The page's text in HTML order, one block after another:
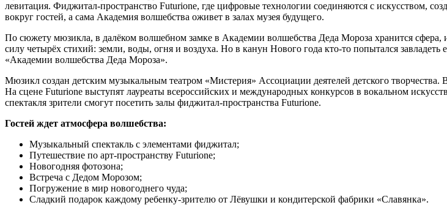
левитация. Фиджитал-пространство Futurione, где цифровые технологии соединяются с искусством,
вокруг гостей, а сама Академия волшебства оживет в залах музея будущего.
По сюжету мюзикла, в далёком волшебном замке в Академии волшебства Деда Мороза хранится
силу четырёх стихий: земли, воды, огня и воздуха. Но в канун Нового года кто-то попытался
«Академии волшебства Деда Мороза».
Мюзикл создан детским музыкальным театром «Мистерия» Ассоциации деятелей детского
На сцене Futurione выступят лауреаты всероссийских и международных конкурсов в вокальном
спектакля зрители смогут посетить залы фиджитал-пространства Futurione.
Гостей ждет атмосфера волшебства:
Музыкальный спектакль с элементами фиджитал;
Путешествие по арт-пространству Futurione;
Новогодняя фотозона;
Встреча с Дедом Морозом;
Погружение в мир новогоднего чуда;
Сладкий подарок каждому ребенку-зрителю от Лёвушки и кондитерской фабрики «Славянка».